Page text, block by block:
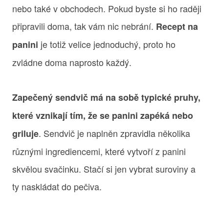
nebo také v obchodech. Pokud byste si ho raději
připravili doma, tak vám nic nebrání. Recept na
panini je totiž velice jednoduchý, proto ho
zvládne doma naprosto každý.
Zapečený sendvič má na sobě typické pruhy,
které vznikají tím, že se panini zapéká nebo
griluje. Sendvič je naplněn zpravidla několika
různými ingrediencemi, které vytvoří z panini
skvělou svačinku. Stačí si jen vybrat suroviny a
ty naskládat do pečiva.